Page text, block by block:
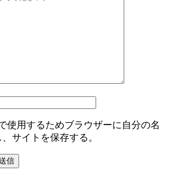
使用するためブラウザーに自分の名
サイトを保存する。